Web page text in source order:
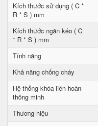
Kích thước sử dụng ( C *
R * S ) mm
Kích thước ngăn kéo ( C
* R * S ) mm
Tính năng
Khả năng chống cháy
Hệ thống khóa liên hoàn
thông minh
Thương hiệu